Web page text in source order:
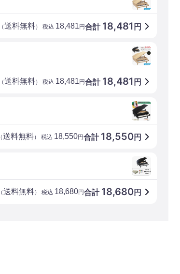
合計 18,481 円
（送料無料） 税込 18,481円
合計 18,481 円
（送料無料） 税込 18,481円
合計 18,550円
（送料無料） 税込 18,550円
合計 18,680円
（送料無料） 税込 18,680円